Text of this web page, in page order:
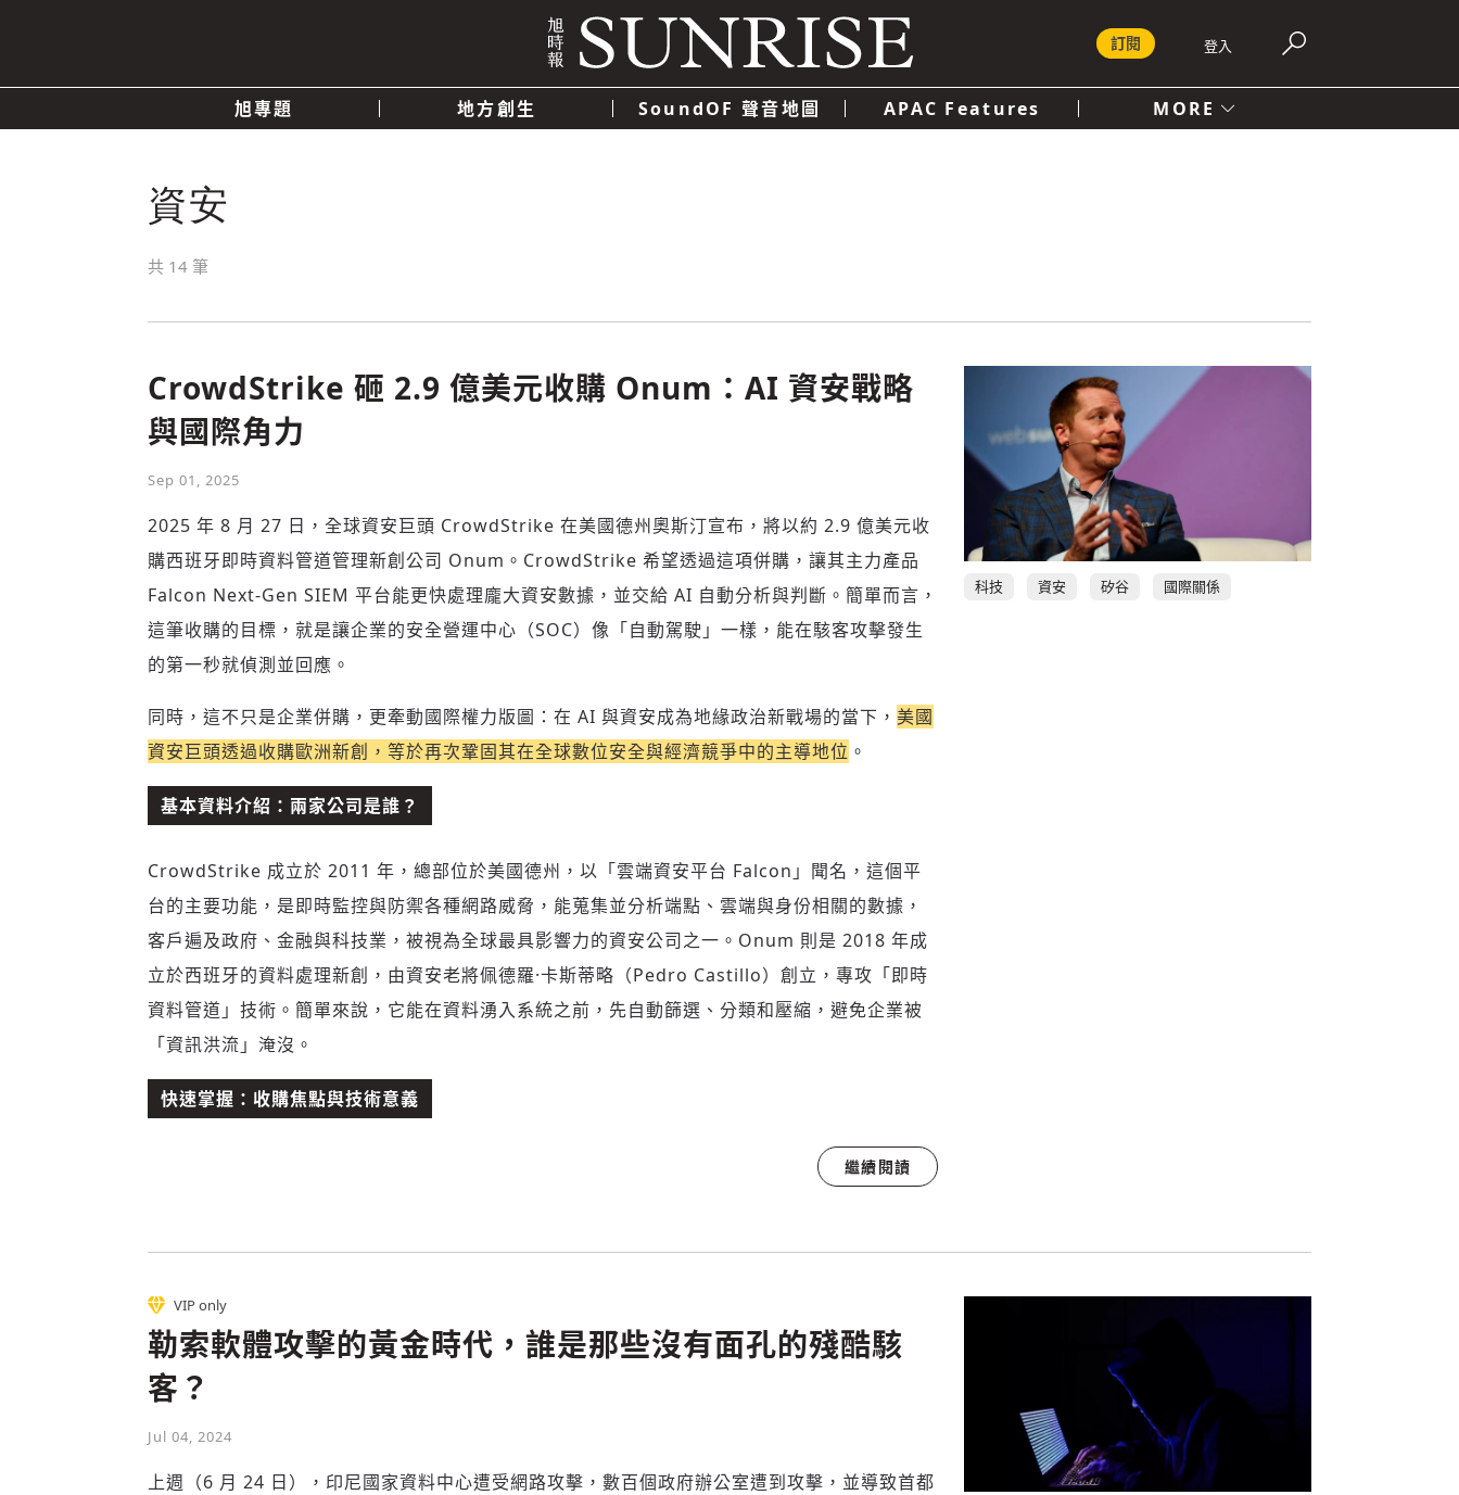
登入
訂閱
旭專題 地方創生 SoundOF 聲音地圖 APAC Features MORE
政治
資安
共 14 筆
科技 資安 矽谷 國際關係
CrowdStrike 砸 2.9 億美元收購 Onum：AI 資安戰略
與國際角力
Sep 01, 2025
2025 年 8 月 27 日，全球資安巨頭 CrowdStrike 在美國德州奧斯汀宣布，將以約 2.9 億美元收
購西班牙即時資料管道管理新創公司 Onum。CrowdStrike 希望透過這項併購，讓其主力產品
Falcon Next-Gen SIEM 平台能更快處理龐大資安數據，並交給 AI 自動分析與判斷。簡單而言，
這筆收購的目標，就是讓企業的安全營運中心（SOC）像「自動駕駛」一樣，能在駭客攻擊發生
的第一秒就偵測並回應。
同時，這不只是企業併購，更牽動國際權力版圖：在 AI 與資安成為地緣政治新戰場的當下， 美國
資安巨頭透過收購歐洲新創，等於再次鞏固其在全球數位安全與經濟競爭中的主導地位 。
基本資料介紹：兩家公司是誰？
CrowdStrike 成立於 2011 年，總部位於美國德州，以「雲端資安平台 Falcon」聞名，這個平
台的主要功能，是即時監控與防禦各種網路威脅，能蒐集並分析端點、雲端與身份相關的數據，
客戶遍及政府、金融與科技業，被視為全球最具影響力的資安公司之一。Onum 則是 2018 年成
立於西班牙的資料處理新創，由資安老將佩德羅·卡斯蒂略（Pedro Castillo）創立，專攻「即時
資料管道」技術。簡單來說，它能在資料湧入系統之前，先自動篩選、分類和壓縮，避免企業被
「資訊洪流」淹沒。
快速掌握：收購焦點與技術意義
繼續閱讀
VIP only
勒索軟體攻擊的黃金時代，誰是那些沒有面孔的殘酷駭
客？
Jul 04, 2024
上週（6 月 24 日），印尼國家資料中心遭受網路攻擊，數百個政府辦公室遭到攻擊，並導致首都